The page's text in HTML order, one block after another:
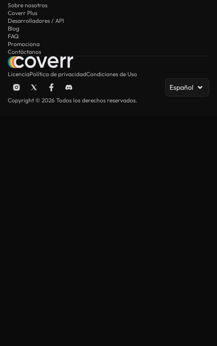
Sobre nosotros
Coverr Plus
Desarrolladores / API
Blog
FAQ
Promociona
Contáctanos
LicenciaPolítica de privacidadCondiciones de Uso
Español
Copyright © 2026 Todos los derechos reservados.